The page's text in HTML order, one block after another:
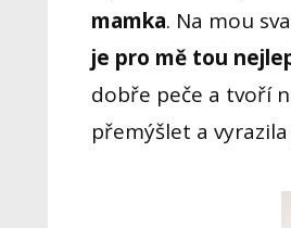
mamka. Na mou
je pro mě tou
dobře peče a tvoří
přemýšlet a